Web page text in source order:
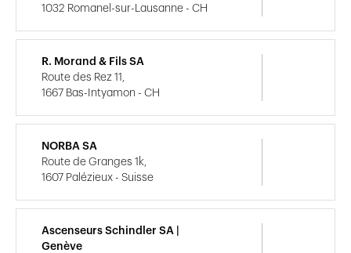
1032 Romanel-sur-Lausanne - CH
R. Morand & Fils SA
Route des Rez 11,
1667 Bas-Intyamon - CH
NORBA SA
Route de Granges 1k,
1607 Palézieux - Suisse
Ascenseurs Schindler SA |
Genève